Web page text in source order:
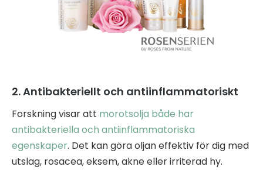
2. Antibakteriellt och antiinflammatoriskt
Forskning visar att morotsolja både har
antibakteriella och antiinflammatoriska
egenskaper. Det kan göra oljan effektiv för dig med
utslag, rosacea, eksem, akne eller irriterad hy.